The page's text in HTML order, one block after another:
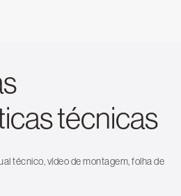
técnicas
técnico, vídeo de montagem, folha de